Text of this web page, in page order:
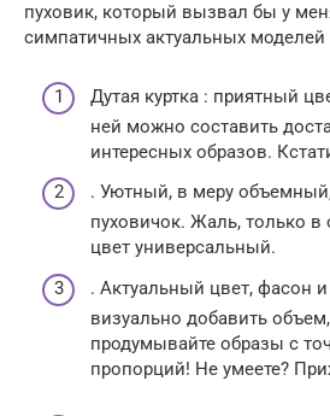
пуховик, который вызвал бы у
симпатичных актуальных
Дутая куртка : приятный
ней можно составить
интересных образов.
. Уютный, в меру
пуховичок. Жаль, только в
цвет универсальный.
. Актуальный цвет, фасон
визуально добавить
продумывайте образы с
пропорций! Не умеете?